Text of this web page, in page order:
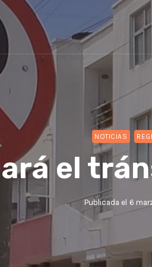
NOTICIAS
el
Publicada el 6